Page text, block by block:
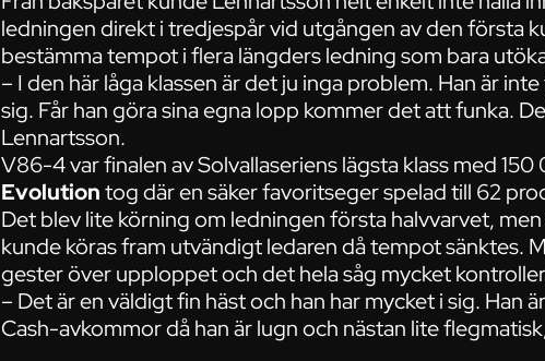
ledningen direkt i tredjespår vid utgången av den första
bestämma tempot i flera längders ledning som bara
– I den här låga klassen är det ju inga problem. Han är
sig. Får han göra sina egna lopp kommer det att funka.
Lennartsson.
V86-4 var finalen av Solvallaseriens lägsta klass med
Evolutiontog där en säker favoritseger spelad till 62
Det blev lite körning om ledningen första halvvarvet,
kunde köras fram utvändigt ledaren då tempot sänktes.
gester över upploppet och det hela såg mycket
– Det är en väldigt fin häst och han har mycket i sig. Han
Cash-avkommor då han är lugn och nästan lite